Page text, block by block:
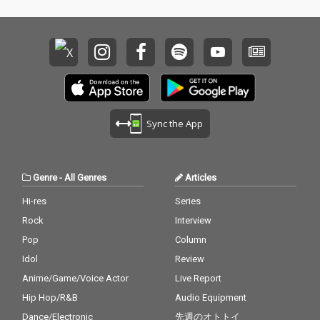
Sync the App
Genre- All Genres
Hi-res
Rock
Pop
Idol
Anime/Game/Voice Actor
Hip Hop/R&B
Dance/Electronic
Articles
Series
Interview
Column
Review
Live Report
Audio Equipment
先週のオトトイ